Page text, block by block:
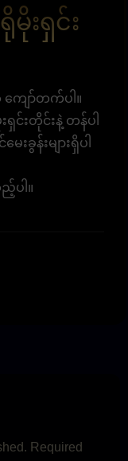
ရှင်း
ကျော်တက်ပါ။
င်းတိုင်းနဲ့ တန်ပါ
န်းများရှိပါ
ပါ။
Required